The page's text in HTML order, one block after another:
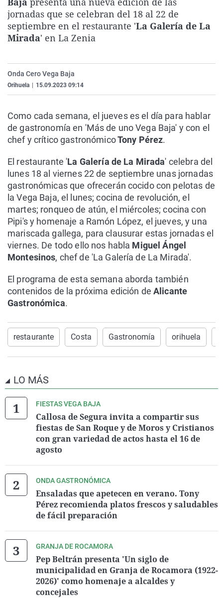
La rosa de los vientos
Gente viajera
Caso
Retornados
Extremadura
Galicia
Virales
Televisión
jornadas que se celebran del 18 al 22 de
septiembre en el restaurante 'La Galería de La
Mirada' en La Zenia
Onda Cero Vega Baja
Orihuela 15.09.2023 09:14
Como cada semana, el jueves es el día para hablar
de gastronomía en 'Más de uno Vega Baja' y con el
chef y crítico gastronómicoTony Pérez.
El restaurante 'La Galería de La Mirada' celebra del
lunes 18 al viernes 22 de septiembre unas jornadas
gastronómicas que ofrecerán cocido con pelotas de
la Vega Baja, el lunes; cocina de revolución, el
martes; ronqueo de atún, el miércoles; cocina con
Pipi's y homenaje a Ramón López, el jueves, y una
mariscada gallega, para clausurar estas jornadas el
viernes. De todo ello nos habla Miguel Ángel
Montesinos, chef de 'La Galería de La Mirada'.
El programa de esta semana aborda también
contenidos de la próxima edición de Alicante
Gastronómica.
restaurante Costa Gastronomía orihuela
LO MÁS
FIESTAS VEGA BAJA
Callosa de Segura invita a compartir sus
fiestas de San Roque y de Moros y Cristianos
con gran variedad de actos hasta el 16 de
agosto
ONDA GASTRONÓMICA
Ensaladas que apetecen en verano. Tony
Pérez recomienda platos frescos y saludables
de fácil preparación
GRANJA DE ROCAMORA
Pep Beltrán presenta 'Un siglo de
municipalidad en Granja de Rocamora (1922-
2026)' como homenaje a alcaldes y
concejales